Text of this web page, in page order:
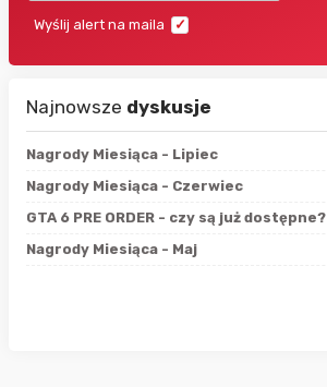
Wyślij alert na maila
Najnowsze dyskusje
Nagrody Miesiąca - Lipiec
Nagrody Miesiąca - Czerwiec
GTA 6 PRE ORDER - czy są już dostępne?
Nagrody Miesiąca - Maj